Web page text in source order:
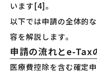
います[4]。
以下では申請の全体的
容を解説します。
申請の流れとe-Tax
医療費控除を含む確定